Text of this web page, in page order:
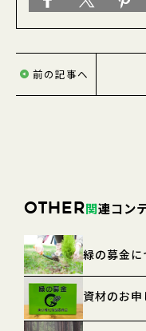
東京緑化推進委員会
前の記事へ
OTHER関連コン
緑の募金に
資材のお申